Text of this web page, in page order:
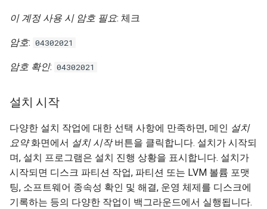
이 계정 사용 시 암호 필요: 체크
암호: 04302021
암호 확인: 04302021
설치 시작
다양한 설치 작업에 대한 선택 사항에 만족하면, 메인 설치
요약화면에서 설치 시작버튼을 클릭합니다. 설치가 시작되
며, 설치 프로그램은 설치 진행 상황을 표시합니다. 설치가
시작되면 디스크 파티션 작업, 파티션 또는 LVM 볼륨 포맷
팅, 소프트웨어 종속성 확인 및 해결, 운영 체제를 디스크에
기록하는 등의 다양한 작업이 백그라운드에서 실행됩니다.